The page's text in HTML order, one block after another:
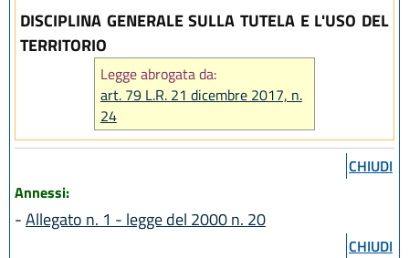
DISCIPLINA GENERALE SULLA TUTELA E L'USO DEL
TERRITORIO
Legge abrogata da:
art. 79 L.R. 21 dicembre 2017, n.
24
CHIUDI
Annessi:
-Allegato n. 1 - legge del 2000 n. 20
CHIUDI